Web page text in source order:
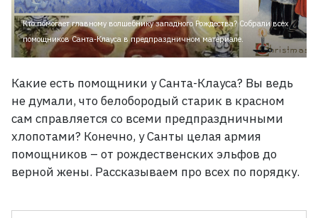
Кто помогает главному волшебнику западного Рождества? Собрали всех
помощников Санта-Клауса в предпраздничном материале.
Какие есть помощники у Санта-Клауса? Вы ведь
не думали, что белобородый старик в красном
сам справляется со всеми предпраздничными
хлопотами? Конечно, у Санты целая армия
помощников – от рождественских эльфов до
верной жены. Рассказываем про всех по порядку.